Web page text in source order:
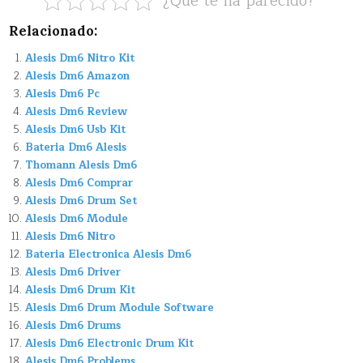
Relacionado:
Alesis Dm6 Nitro Kit
Alesis Dm6 Amazon
Alesis Dm6 Pc
Alesis Dm6 Review
Alesis Dm6 Usb Kit
Bateria Dm6 Alesis
Thomann Alesis Dm6
Alesis Dm6 Comprar
Alesis Dm6 Drum Set
Alesis Dm6 Module
Alesis Dm6 Nitro
Bateria Electronica Alesis Dm6
Alesis Dm6 Driver
Alesis Dm6 Drum Kit
Alesis Dm6 Drum Module Software
Alesis Dm6 Drums
Alesis Dm6 Electronic Drum Kit